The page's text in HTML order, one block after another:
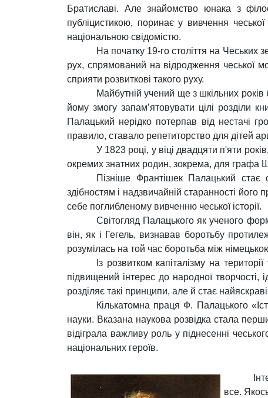
Братиславі. Але знайомство юнака з
публіцистикою, поринає у вивчення
національною свідомістю.
На початку 19-го століття на Чеських
рух, спрямований на відродження чеської
сприяти розвиткові такого руху.
Майбутній учений ще з шкільних
йому змогу запам’ятовувати цілі розділи
Палацький нерідко потерпав від нестачі
правило, ставало репетиторство для дітей
У 1823 році, у віці двадцяти п'яти
окремих знатних родин, зокрема, для графа
Пізніше Франтішек Палацький
здібностям і надзвичайній старанності його
себе поглибленому вивченню чеської історії.
Світогляд Палацького як ученого
він, як і Гегель, визнавав боротьбу
розумілась на той час боротьба між
Із розвитком капіталізму на
підвищений інтерес до народної
розділяє такі принципи, але й стає
Кількатомна праця Ф. Палацького
науки. Вказана наукова розвідка стала
відіграла важливу роль у піднесенні
національних героїв.
все.